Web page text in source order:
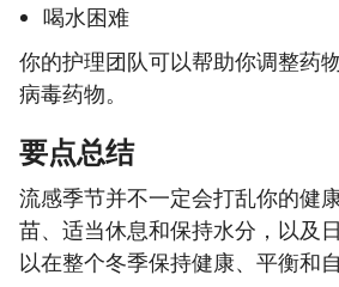
喝水困难
你的护理团队可以帮助你调整药
病毒药物。
要点总结
流感季节并不一定会打乱你的健
苗、适当休息和保持水分，以及
以在整个冬季保持健康、平衡和自